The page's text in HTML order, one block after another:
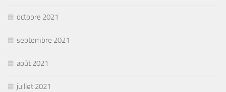
octobre 2021
septembre 2021
août 2021
juillet 2021